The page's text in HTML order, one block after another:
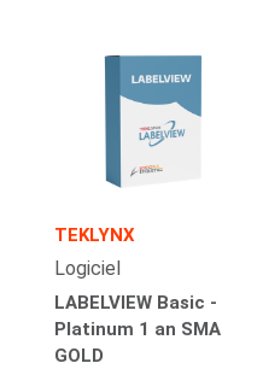
TEKLYNX
Logiciel
LABELVIEW Basic -
Platinum 1 an SMA
GOLD